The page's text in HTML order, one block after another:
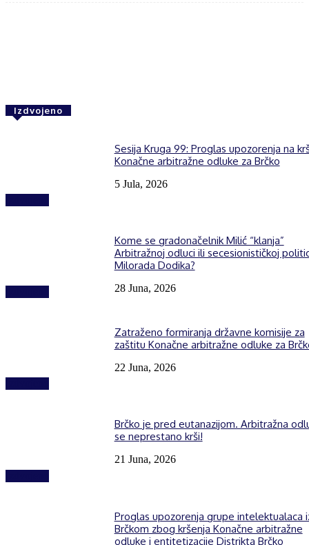
Izdvojeno
Sesija Kruga 99: Proglas upozorenja na
Konačne arbitražne odluke za Brčko
5 Jula, 2026
Kome se gradonačelnik Milić “klanja”
Arbitražnoj odluci ili secesionističkoj
Milorada Dodika?
28 Juna, 2026
Zatraženo formiranja državne komisije za
zaštitu Konačne arbitražne odluke za
22 Juna, 2026
Brčko je pred eutanazijom. Arbitražna
se neprestano krši!
21 Juna, 2026
Proglas upozorenja grupe intelektualaca
Brčkom zbog kršenja Konačne arbitražne
odluke i entitetizacije Distrikta Brčko